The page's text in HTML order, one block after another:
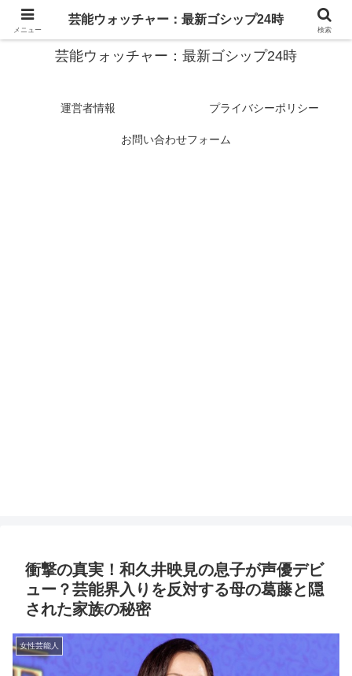
スターたちの裏側を徹底追跡！話題のゴシップがここに集結
芸能ウォッチャー：最新ゴシップ24時
運営者情報 プライバシーポリシー
お問い合わせフォーム
衝撃の真実！和久井映見の息子が声優デビ
ュー？芸能界入りを反対する母の葛藤と隠
された家族の秘密
女性芸能人
メニュー
芸能ウォッチャー：最新ゴシップ24時
検索